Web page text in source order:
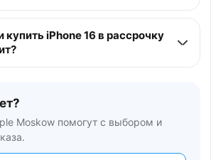
iPhone 16 в рассрочку
Moskow помогут с выбором и